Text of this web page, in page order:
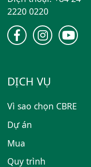
2220 0220
DỊCH VỤ
Vì sao chọn CBRE
Dự án
Mua
Quy trình